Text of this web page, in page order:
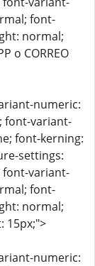
font-
normal;
o CORREO
numeric:
font-variant-
font-kerning:
settings:
variant-
font-
normal;
15px;">
numeric: